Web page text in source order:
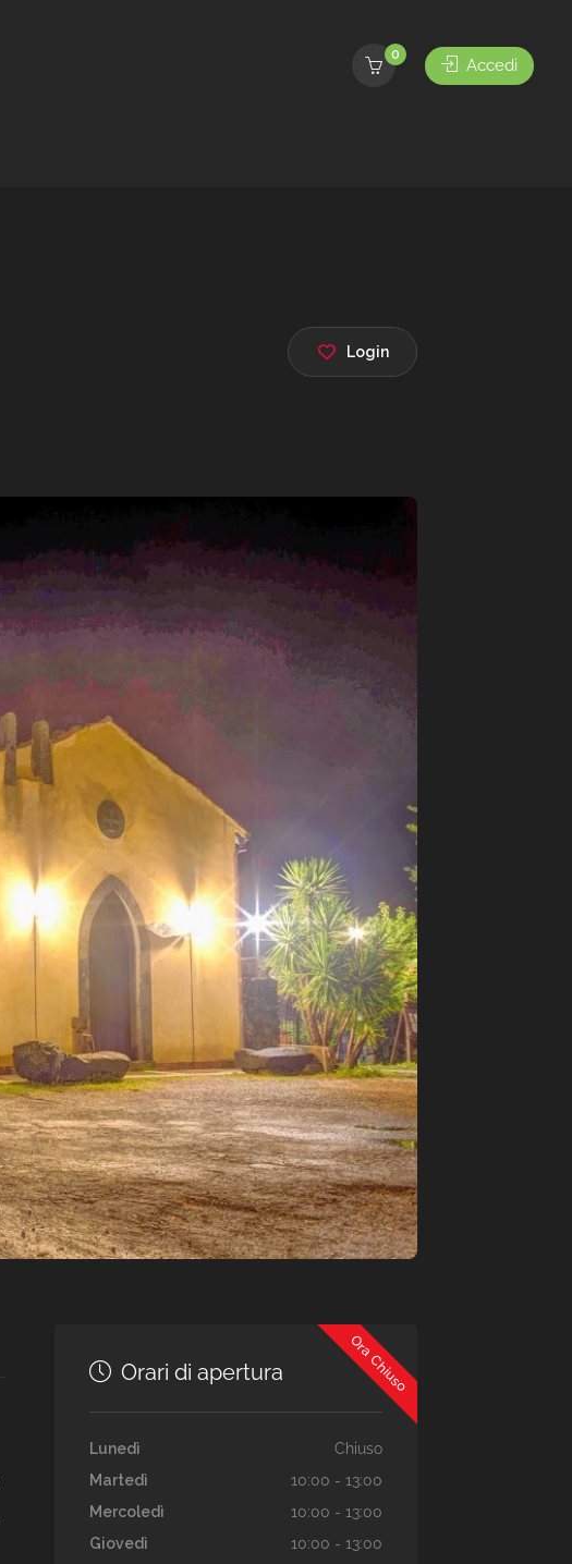
0
Accedi
Login
Ora Chiuso
Orari di apertura
Lunedì
Chiuso
Martedì
10:00 - 13:00
Mercoledì
10:00 - 13:00
Giovedì
10:00 - 13:00